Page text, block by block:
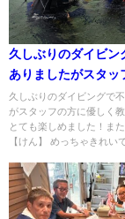
久しぶりのダイビン
ありましたがスタッ
しく教えていただい
しめました！また来
久しぶりのダイビングで
がスタッフの方に優しく
とても楽しめました！ま
【けん】 めっちゃきれいで